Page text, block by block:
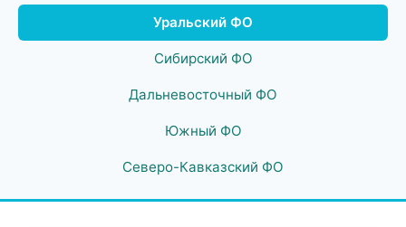
Уральский ФО
Сибирский ФО
Дальневосточный ФО
Южный ФО
Северо-Кавказский ФО